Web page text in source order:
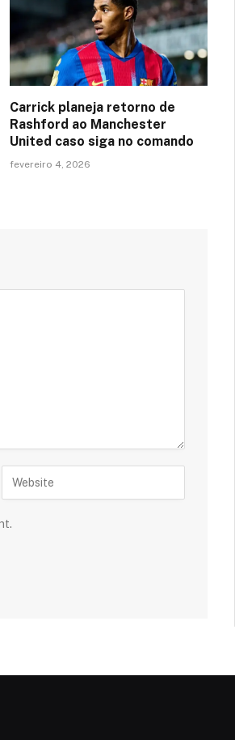
Carrick planeja retorno de
Rashford ao Manchester
United caso siga no comando
fevereiro 4, 2026